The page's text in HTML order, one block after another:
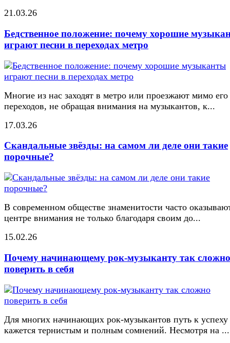
21.03.26
Бедственное положение: почему хорошие
играют песни в переходах метро
Многие из нас заходят в метро или проезжают мимо его
переходов, не обращая внимания на музыкантов, к...
17.03.26
Скандальные звёзды: на самом ли деле они такие
порочные?
В современном обществе знаменитости часто
центре внимания не только благодаря своим до...
15.02.26
Почему начинающему рок-музыканту так сложно
поверить в себя
Для многих начинающих рок-музыкантов путь к успеху
кажется тернистым и полным сомнений. Несмотря на ...